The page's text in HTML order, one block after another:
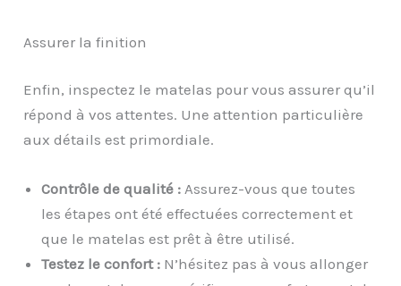
Assurer la finition
Enfin, inspectez le matelas pour vous assurer qu’il
répond à vos attentes. Une attention particulière
aux détails est primordiale.
Contrôle de qualité : Assurez-vous que toutes
les étapes ont été effectuées correctement et
que le matelas est prêt à être utilisé.
Testez le confort : N’hésitez pas à vous allonger